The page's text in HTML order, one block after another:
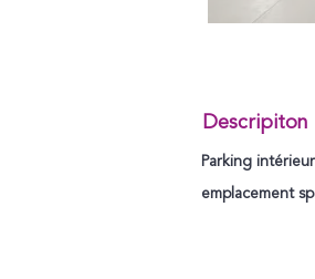
Descripiton
Parking
emplacement